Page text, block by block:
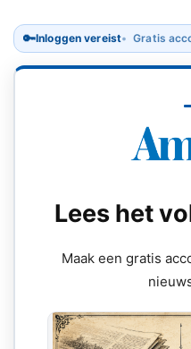
🔑Inloggen vereist Gratis
Lees het
Maak een gratis